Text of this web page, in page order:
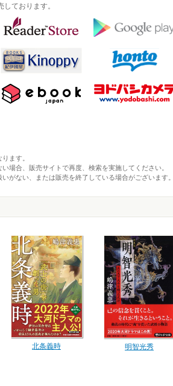
ております。
ます。
場合、販売サイトで再度、検索を実施してください。
がない、または販売を終了している場合がございます。
北条義時 明智光秀